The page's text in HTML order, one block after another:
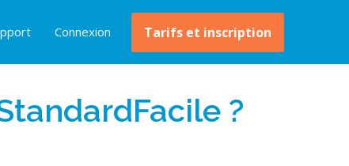
Tarifs et inscription
Connexion
?